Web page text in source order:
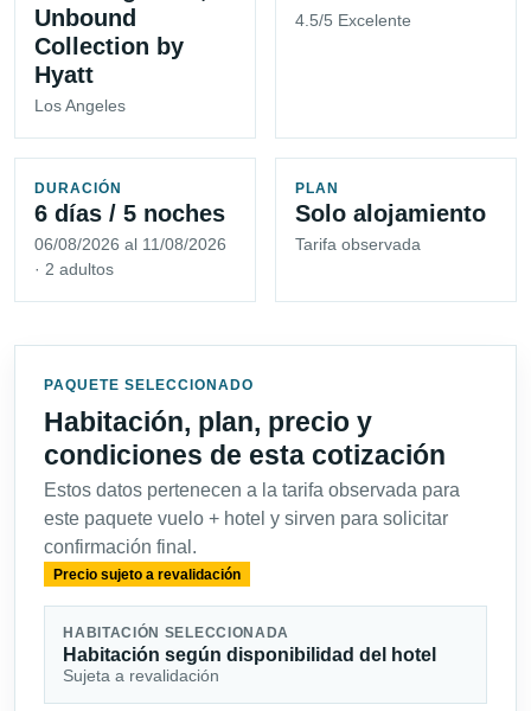
Unbound
Collection by
Hyatt
Los Angeles
4.5/5 Excelente
DURACIÓN
6 días / 5 noches
06/08/2026 al 11/08/2026
· 2 adultos
PLAN
Solo alojamiento
Tarifa observada
PAQUETE SELECCIONADO
Habitación, plan, precio y
condiciones de esta cotización
Estos datos pertenecen a la tarifa observada para
este paquete vuelo + hotel y sirven para solicitar
confirmación final.
Precio sujeto a revalidación
HABITACIÓN SELECCIONADA
Habitación según disponibilidad del hotel
Sujeta a revalidación